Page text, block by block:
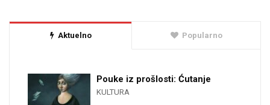
Aktuelno Popularno
Pouke iz prošlosti: Ćutanje
KULTURA